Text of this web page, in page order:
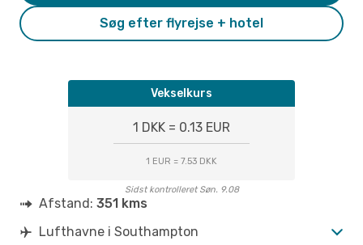
Søg efter flyrejse + hotel
Vekselkurs
1 DKK = 0.13 EUR
1 EUR = 7.53 DKK
Sidst kontrolleret Søn. 9.08
Afstand: 351 kms
Lufthavne i Southampton